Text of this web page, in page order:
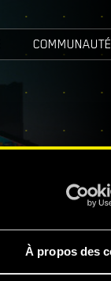
À propos des
COMMUNAUTÉ